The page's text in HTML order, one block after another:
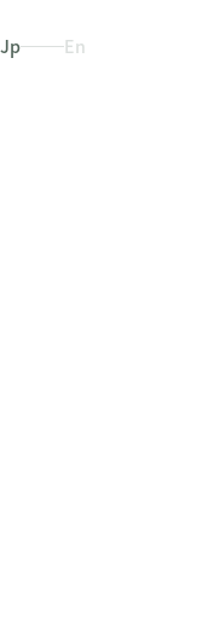
Jp En